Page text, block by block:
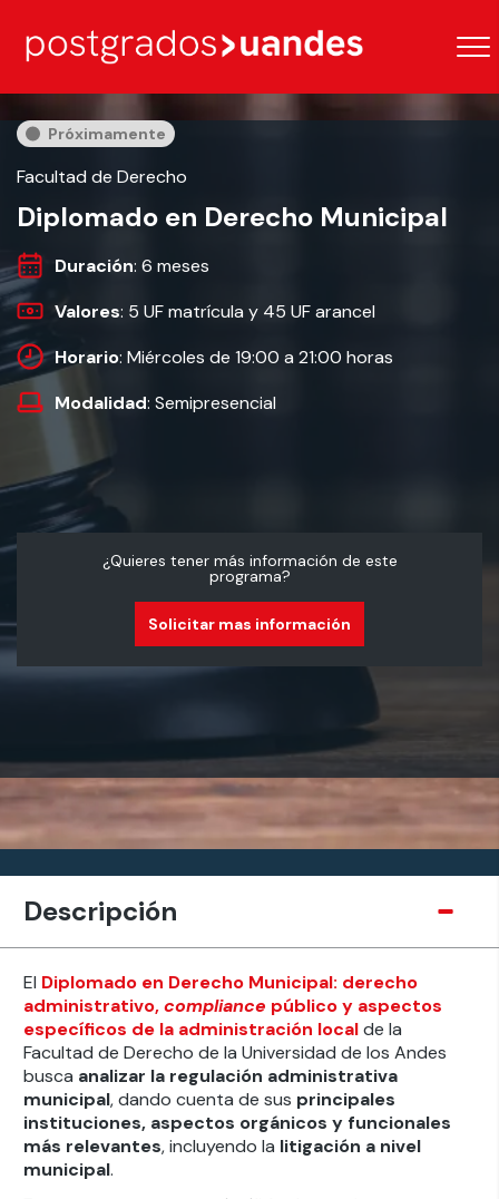
Próximamente
Facultad de Derecho
Diplomado en Derecho Municipal
Duración: 6 meses
Valores: 5 UF matrícula y 45 UF arancel
Horario: Miércoles de 19:00 a 21:00 horas
Modalidad: Semipresencial
¿Quieres tener más información de este
programa?
Solicitar mas información
Descripción
El Diplomado en Derecho Municipal: derecho
administrativo,compliance público y aspectos
específicos de la administración localde la
Facultad de Derecho de la Universidad de los Andes
busca analizar la regulación administrativa
municipal, dando cuenta de sus principales
instituciones, aspectos orgánicos y funcionales
más relevantes, incluyendo la litigación a nivel
municipal.